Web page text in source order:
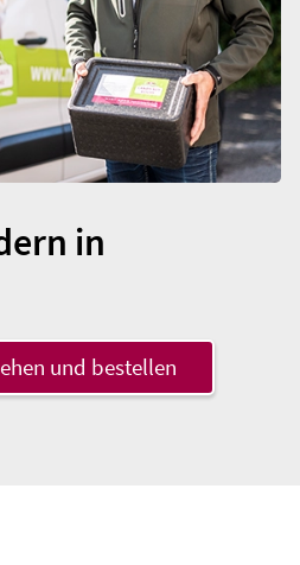
.
in
und bestellen